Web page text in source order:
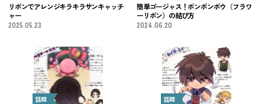
リボンでアレンジキラキラサンキャッチ
ャー
2025.05.23
簡単ゴージャス！ボンボンボウ（フラワ
ーリボン）の結び方
2024.06.20
話題 話題